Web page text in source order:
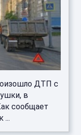
ДТП с
в
сообщает
...